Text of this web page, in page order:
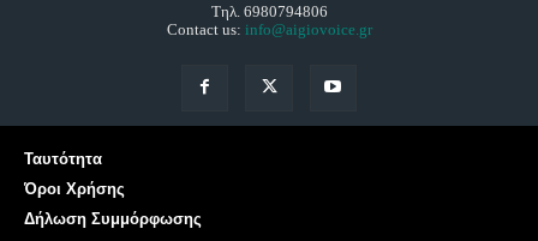
Τηλ. 6980794806
Contact us: info@aigiovoice.gr
Ταυτότητα
Όροι Χρήσης
Δήλωση Συμμόρφωσης